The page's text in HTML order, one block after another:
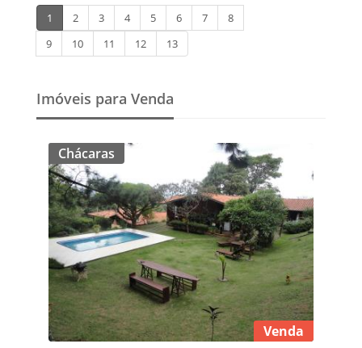
1 2 3 4 5 6 7
8
9
10 11 12 13
Imóveis para Venda
Chácaras
Venda